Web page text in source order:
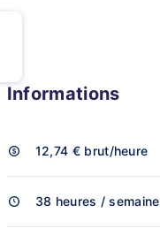
Informations
12,74 € brut/heure
38 heures / semaine